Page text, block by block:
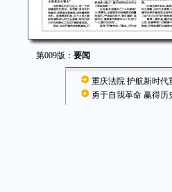
第009版： 要闻
重庆法院 护航新时代
勇于自我革命 赢得历